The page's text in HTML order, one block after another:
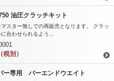
油圧クラッチキット
マスター無しでの再販売となります。 クラッ
合わせられるよう...
別）
ー専用 バーエンドウエイト